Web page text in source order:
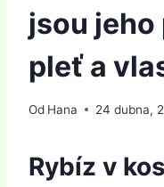
jsou
pleť a
Od Hana 24 dubna,
Rybíz v